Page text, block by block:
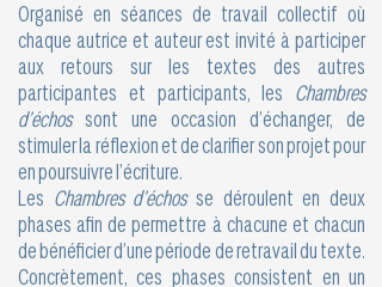
Organisé en séances de travail collectif où
chaque autrice et auteur est invité à participer
aux retours sur les textes des autres
participantes et participants, les Chambres
d’échossont une occasion d’échanger, de
stimuler la réflexion et de clarifier son projet pour
en poursuivre l’écriture.
Les Chambres d’échosse déroulent en deux
phases afin de permettre à chacune et chacun
de bénéficier d’une période de retravail du texte.
Concrètement, ces phases consistent en un